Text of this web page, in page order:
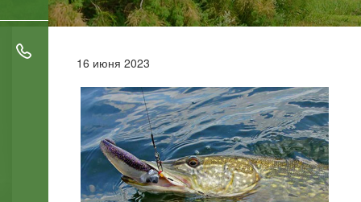
+7 (705) 777 78 05
16 июня 2023